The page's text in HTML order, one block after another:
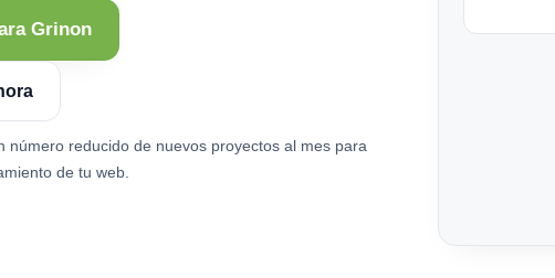
Grinon
número reducido de nuevos proyectos al mes para
de tu web.